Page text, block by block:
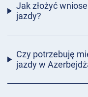
Jak złożyć
jazdy?
Czy potrzebuję
jazdy w